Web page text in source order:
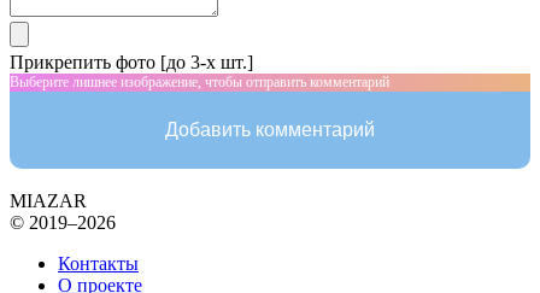
Прикрепить фото [до 3-х шт.]
Выберите лишнее изображение, чтобы отправить комментарий
Добавить комментарий
MIAZAR
© 2019–2026
Контакты
О проекте